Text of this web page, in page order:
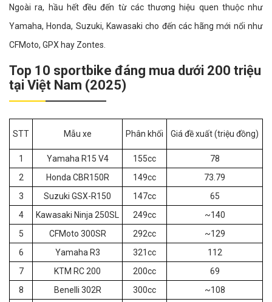
Ngoài ra, hầu hết đều đến từ các thương hiệu quen thuộc như
Yamaha, Honda, Suzuki, Kawasaki cho đến các hãng mới nổi như
CFMoto, GPX hay Zontes.
Top 10 sportbike đáng mua dưới 200 triệu
tại Việt Nam (2025)
STT Mẫu xe Phân khối Giá đề xuất (triệu đồng)
1 Yamaha R15 V4 155cc
78
2
Honda CBR150R 149cc
73.79
3
Suzuki GSX-R150 147cc
65
4
Kawasaki Ninja 250SL 249cc
~140
5
CFMoto 300SR 292cc
~129
6
Yamaha R3 321cc
112
7
KTM RC 200 200cc
69
8
Benelli 302R 300cc
~108